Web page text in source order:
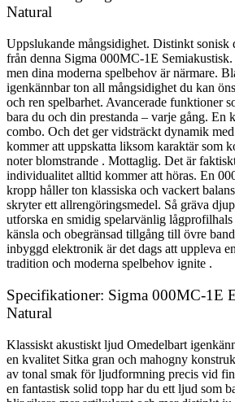
Natural
Uppslukande mångsidighet. Distinkt
från denna Sigma 000MC-1E
men dina moderna spelbehov är närmare.
igenkännbar ton all mångsidighet du kan
och ren spelbarhet. Avancerade funktioner
bara du och din prestanda – varje gång. En
combo. Och det ger vidsträckt dynamik
kommer att uppskatta liksom karaktär som
noter blomstrande . Mottaglig. Det är
individualitet alltid kommer att höras. En
kropp håller ton klassiska och vackert
skryter ett allrengöringsmedel. Så gräva
utforska en smidig spelarvänlig lågprofilhals
känsla och obegränsad tillgång till övre
inbyggd elektronik är det dags att uppleva
tradition och moderna spelbehov ignite .
Specifikationer: Sigma 000MC-1E
Natural
Klassiskt akustiskt ljud Omedelbart
en kvalitet Sitka gran och mahogny
av tonal smak för ljudformning precis vid
en fantastisk solid topp har du ett ljud som